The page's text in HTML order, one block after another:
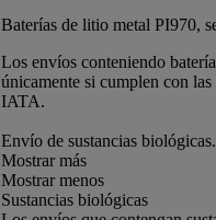
Baterías de litio metal PI970,
Los envíos conteniendo
únicamente si cumplen con
IATA.
Envío de sustancias biológicas.
Mostrar más
Mostrar menos
Sustancias biológicas